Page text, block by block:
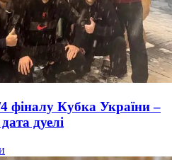
фіналу Кубка України –
дуелі